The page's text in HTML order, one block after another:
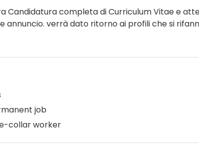
Candidatura completa di Curriculum Vitae e
annuncio. verrà dato ritorno ai profili che si
job
collar worker